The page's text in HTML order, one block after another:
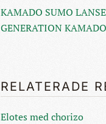
KAMADO SUMO
GENERATION
RELATERADE
Elotes med chorizo